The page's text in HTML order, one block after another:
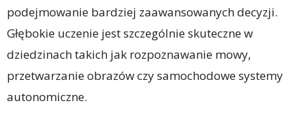
podejmowanie bardziej zaawansowanych decyzji.
Głębokie uczenie jest szczególnie skuteczne w
dziedzinach takich jak rozpoznawanie mowy,
przetwarzanie obrazów czy samochodowe systemy
autonomiczne.